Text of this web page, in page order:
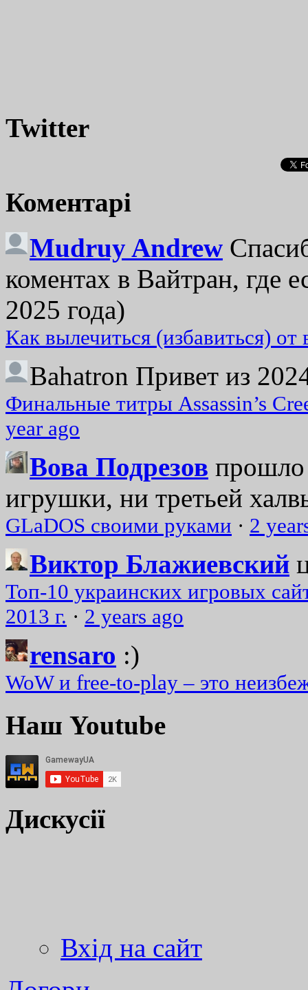
Twitter
Коментарі
Mudruy Andrew
коментах в Вайтран, где
2025 года)
Как вылечиться (избавиться)
Bahatron Привет из
Финальные титры Assassin’s
year ago
Вова Подрезов прошло
игрушки, ни третьей
GLaDOS своими руками · 2
Виктор Блажиевский
Топ-10 украинских игровых
2013 г. · 2 years ago
rensaro :)
WoW и free-to-play – это
Наш Youtube
Дискусії
Вхід на сайт